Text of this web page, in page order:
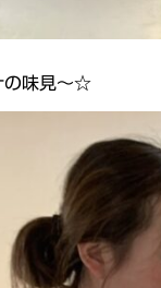
の味見～☆